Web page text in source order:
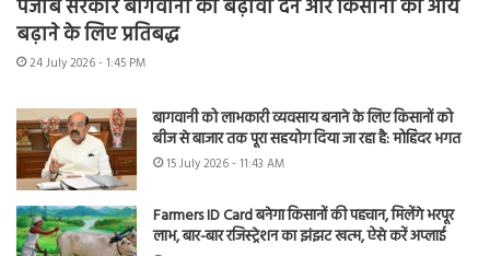
पंजाब सरकार बागवानी को बढ़ावा देने और किसानों की आय
बढ़ाने के लिए प्रतिबद्ध
24 July 2026 - 1:45 PM
बागवानी को लाभकारी व्यवसाय बनाने के लिए किसानों को
बीज से बाजार तक पूरा सहयोग दिया जा रहा है: मोहिंदर भगत
15 July 2026 - 11:43 AM
Farmers ID Card बनेगा किसानों की पहचान, मिलेंगे भरपूर
लाभ, बार-बार रजिस्ट्रेशन का झंझट खत्म, ऐसे करें अप्लाई